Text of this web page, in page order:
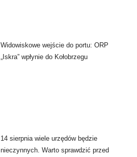
Widowiskowe wejście do portu: ORP
„Iskra” wpłynie do Kołobrzegu
14 sierpnia wiele urzędów będzie
nieczynnych. Warto sprawdzić przed